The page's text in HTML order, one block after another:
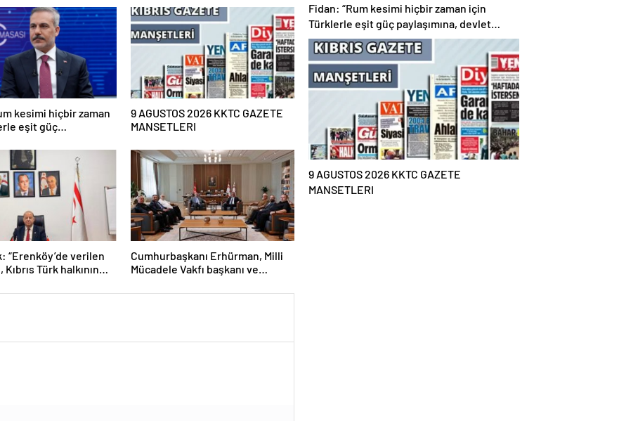
kesimi hiçbir zaman
eşit güç
Bu iki iki daha dört
bir konu”
9 AGUSTOS 2026 KKTC GAZETE
MANSETLERI
“Erenköy’de verilen
Türk halkının
biri”
Cumhurbaşkanı Erhürman, Milli
Mücadele Vakfı başkanı ve
etti
Fidan: “Rum kesimi hiçbir zaman için
Türklerle eşit güç paylaşımına, devlet
paylaşımına gitmeyecek. Bu iki iki daha
dört kesinliğinde bir konu”
9 AGUSTOS 2026 KKTC GAZETE
MANSETLERI